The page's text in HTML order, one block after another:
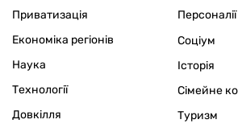
Приватизація
Економіка регіонів
Персоналії
Наука
Технології
Довкілля
Соціум
Історія
Сімейне
Туризм